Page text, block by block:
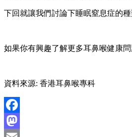
下回就讓我們討論下睡眠窒息症的種
如果你有興趣了解更多耳鼻喉健康
資料來源: 香港耳鼻喉專科
Facebook